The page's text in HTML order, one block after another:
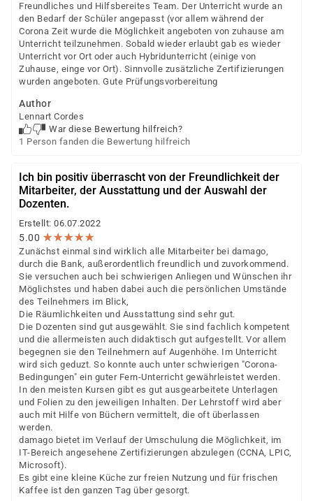
Freundliches und Hilfsbereites Team. Der Unterricht wurde an
den Bedarf der Schüler angepasst (vor allem während der
Corona Zeit wurde die Möglichkeit angeboten von zuhause am
Unterricht teilzunehmen. Sobald wieder erlaubt gab es wieder
Unterricht vor Ort oder auch Hybridunterricht (einige von
Zuhause, einge vor Ort). Sinnvolle zusätzliche Zertifizierungen
wurden angeboten. Gute Prüfungsvorbereitung
Author
Lennart Cordes
War diese Bewertung hilfreich?
1 Person fanden die Bewertung hilfreich
Ich bin positiv überrascht von der Freundlichkeit der
Mitarbeiter, der Ausstattung und der Auswahl der
Dozenten.
Erstellt: 06.07.2022
5.00 ★★★★★
★★★★★
Zunächst einmal sind wirklich alle Mitarbeiter bei damago,
durch die Bank, außerordentlich freundlich und zuvorkommend.
Sie versuchen auch bei schwierigen Anliegen und Wünschen ihr
Möglichstes und haben dabei auch die persönlichen Umstände
des Teilnehmers im Blick,
Die Räumlichkeiten und Ausstattung sind sehr gut.
Die Dozenten sind gut ausgewählt. Sie sind fachlich kompetent
und die allermeisten auch didaktisch gut aufgestellt. Vor allem
begegnen sie den Teilnehmern auf Augenhöhe. Im Unterricht
wird sich geduzt. So konnte auch unter schwierigen "Corona-
Bedingungen" ein guter Fern-Unterricht gewährleistet werden.
In den meisten Kursen gibt es gut ausgearbeitete Unterlagen
und Folien zu den jeweiligen Inhalten. Der Lehrstoff wird aber
auch mit Hilfe von Büchern vermittelt, die oft überlassen
werden.
damago bietet im Verlauf der Umschulung die Möglichkeit, im
IT-Bereich angesehene Zertifizierungen abzulegen (CCNA, LPIC,
Microsoft).
Es gibt eine kleine Küche zur freien Nutzung und für frischen
Kaffee ist den ganzen Tag über gesorgt.